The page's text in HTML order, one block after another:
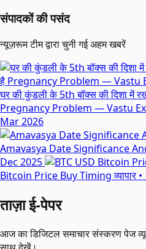
संपादकों की पसंद
न्यूज़रूम टीम द्वारा चुनी गई अहम खबरें
घर की कुंडली के 5th बॉक्स की दिशा में
Pregnancy Problem — Vastu
Mar 2026
Amavasya Date Significance
Dec 2025
Bitcoin Price Buy Timing व्यापार •
ताज़ा ई-पेपर
आज का डिजिटल समाचार संस्करण पेज